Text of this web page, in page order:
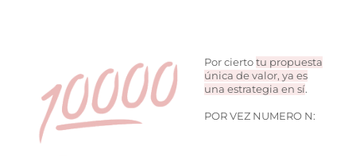
Por ciertotu propuesta
única de valor, ya es
una estrategia en sí.
POR VEZ NUMERO N: